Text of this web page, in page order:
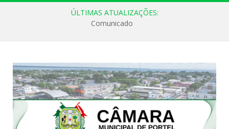
ÚLTIMAS ATUALIZAÇÕES:
Comunicado